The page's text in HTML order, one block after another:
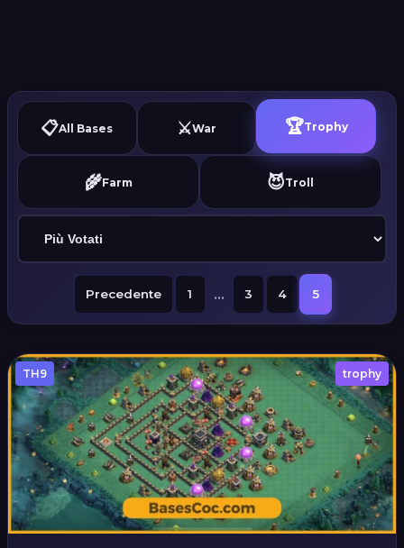
📋All Bases ⚔️War 🏆Trophy
🌾Farm 😈Troll
Precedente 1 ... 3 4 5
TH9 trophy